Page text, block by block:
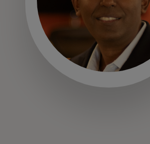
se abre en una pestaña nueva